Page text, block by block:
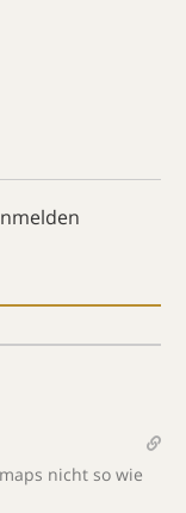
nicht so wie